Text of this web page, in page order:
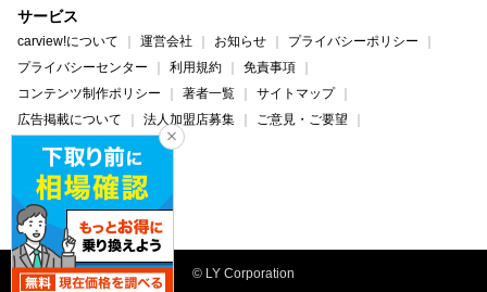
サービス
carview!について 運営会社 お知らせ
プライバシーポリシー
プライバシーセンター
利用規約
免責事項
コンテンツ制作ポリシー
著者一覧
サイトマップ
広告掲載について
法人加盟店募集
ご意見・ご要望
ヘルプ・お問い合わせ
carview! Yahoo! JAPAN
© LY Corporation